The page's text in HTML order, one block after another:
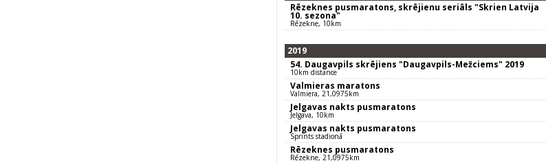
Rēzeknes pusmaratons, skrējienu seriāls "Skrien Latvija
10. sezona"
Rēzekne, 10km
2019
54. Daugavpils skrējiens "Daugavpils-Mežciems" 2019
10km distance
Valmieras maratons
Valmiera, 21,0975km
Jelgavas nakts pusmaratons
Jelgava, 10km
Jelgavas nakts pusmaratons
Sprints stadionā
Rēzeknes pusmaratons
Rēzekne, 21,0975km